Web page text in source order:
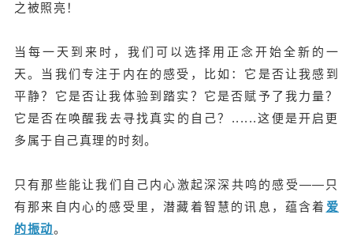
之被照亮！
当每一天到来时，我们可以选择 用正念开始全新的一
天。 当我们专注于内在的感受，比如：它是否让我感到
平静？它是否让我体验到踏实？它是否赋予了我力量？
它是否在唤醒我去寻找真实的自己？......这便是开启更
多属于自己真理的时刻。
只有那些能让我们自己内心激起深深共鸣的感受——只
有那来自内心的感受里，潜藏着智慧的讯息，蕴含着 爱
的振动。